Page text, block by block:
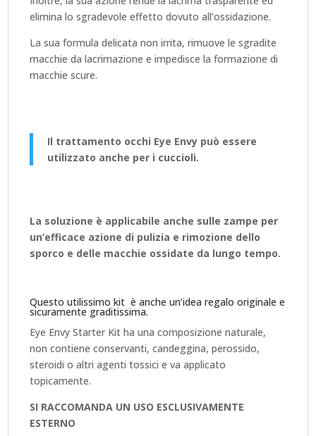
elimina lo sgradevole effetto dovuto all’ossidazione.
La sua formula delicata non irrita, rimuove le sgradite
macchie da lacrimazione e impedisce la formazione di
macchie scure.
Il trattamento occhi Eye Envy può essere
utilizzato anche per i cuccioli.
La soluzione è applicabile anche sulle zampe per
un’efficace azione di pulizia e rimozione dello
sporco e delle macchie ossidate da lungo tempo.
Questo utilissimo kit è anche un’idea regalo originale e
sicuramente graditissima.
Eye Envy Starter Kit ha una composizione naturale,
non contiene conservanti, candeggina, perossido,
steroidi o altri agenti tossici e va applicato
topicamente.
SI RACCOMANDA UN USO ESCLUSIVAMENTE
ESTERNO